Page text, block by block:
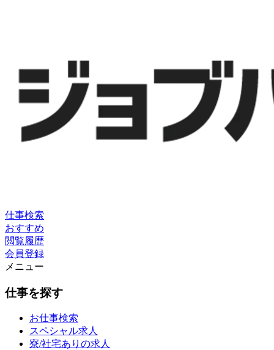
仕事検索
おすすめ
閲覧履歴
会員登録
メニュー
仕事を探す
お仕事検索
スペシャル求人
寮/社宅ありの求人